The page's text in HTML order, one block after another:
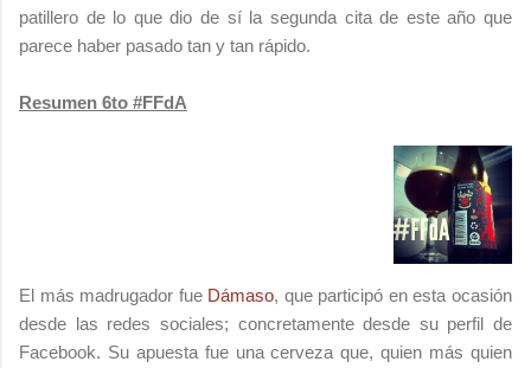
patillero de lo que dio de sí la segunda cita de este año que
parece haber pasado tan y tan rápido.
Resumen 6to #FFdA
El más madrugador fue Dámaso, que participó en esta ocasión
desde las redes sociales; concretamente desde su perfil de
Facebook. Su apuesta fue una cerveza que, quien más quien